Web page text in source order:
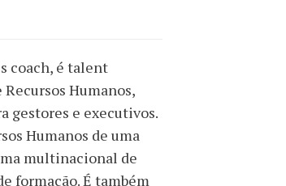
coach, é talent
Humanos,
gestores e executivos.
Humanos de uma
multinacional de
formação. É também